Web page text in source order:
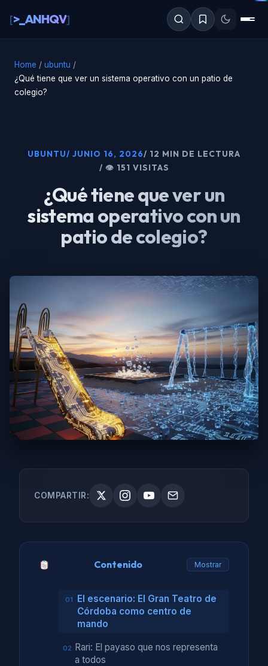
contenido
[>_ANHQV]
Home / ubuntu /
¿Qué tiene que ver un sistema operativo con un patio de
colegio?
UBUNTU/ JUNIO 16, 2026/ 12 MIN DE LECTURA
/ 👁 151 VISITAS
¿Qué tiene que ver un
sistema operativo con un
patio de colegio?
COMPARTIR:
Contenido Mostrar
El escenario: El Gran Teatro de
Córdoba como centro de
mando
Rari: El payaso que nos representa
a todos